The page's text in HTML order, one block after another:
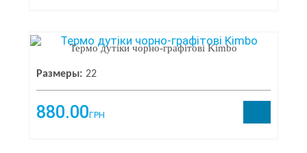
Термо дутіки чорно-графітові Kimbo
Размеры: 22
880.00ГРН